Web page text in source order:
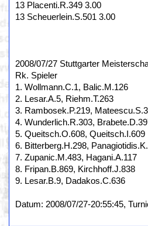
13 Placenti.R.349 3.00
13 Scheuerlein.S.501 3.00
2008/07/27 Stuttgarter
Rk. Spieler
1. Wollmann.C.1, Balic.M.126
2. Lesar.A.5, Riehm.T.263
3. Rambosek.P.219, Mateescu.S.3
4. Wunderlich.R.303,
5. Queitsch.O.608, Queitsch.I.609
6. Bitterberg.H.298,
7. Zupanic.M.483, Hagani.A.117
8. Fripan.B.869, Kirchhoff.J.838
9. Lesar.B.9, Dadakos.C.636
Datum: 2008/07/27-20:55:45,